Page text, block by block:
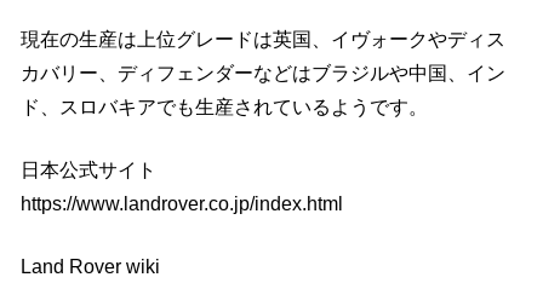
現在の生産は上位グレードは英国、イヴォークやディス
カバリー、ディフェンダーなどはブラジルや中国、イン
ド、スロバキアでも生産されているようです。
日本公式サイト
https://www.landrover.co.jp/index.html
Land Rover wiki